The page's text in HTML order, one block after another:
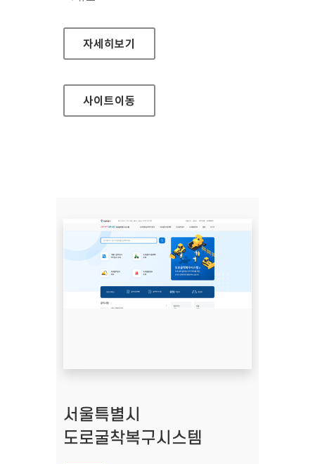
서울안전누리
자세히보기
사이트이동
서울특별시
도로굴착복구시스템